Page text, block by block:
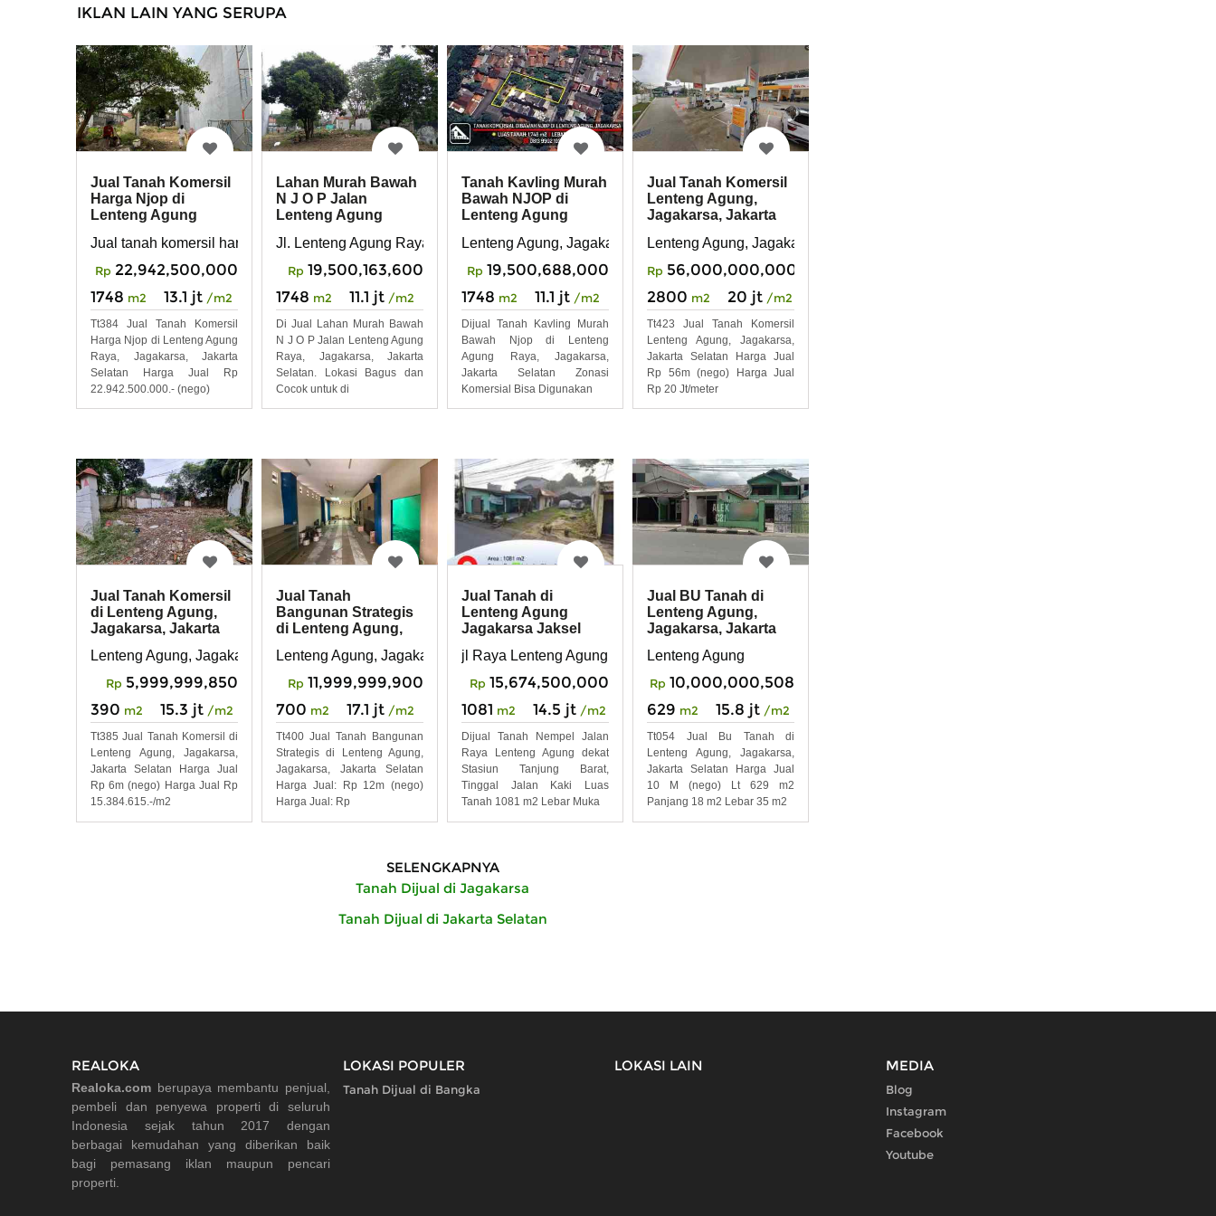
IKLAN LAIN YANG SERUPA
Jual Tanah Komersil
Harga Njop di
Lenteng Agung
Jual tanah komersil harga Njop di Lenteng Agung raya, Jagakarsa, Jakarta Selatan
Rp 22,942,500,000
1748 m2 13.1 jt /m2
Tt384 Jual Tanah Komersil
Harga Njop di Lenteng Agung
Raya, Jagakarsa, Jakarta
Selatan Harga Jual Rp
22.942.500.000.- (nego)
Lahan Murah Bawah
N J O P Jalan
Lenteng Agung
Jaksel
Jl. Lenteng Agung Raya
Rp 19,500,163,600
1748 m2 11.1 jt /m2
Di Jual Lahan Murah Bawah
N J O P Jalan Lenteng Agung
Raya, Jagakarsa, Jakarta
Selatan. Lokasi Bagus dan
Cocok untuk di
Tanah Kavling Murah
Bawah NJOP di
Lenteng Agung
Lenteng Agung, Jagakarsa, Jakarta Selatan
Rp 19,500,688,000
1748 m2 11.1 jt /m2
Dijual Tanah Kavling Murah
Bawah Njop di Lenteng
Agung Raya, Jagakarsa,
Jakarta Selatan Zonasi
Komersial Bisa Digunakan
Jual Tanah Komersil
Lenteng Agung,
Jagakarsa, Jakarta
Lenteng Agung, Jagakarsa, Jakarta Selatan
Rp 56,000,000,000
2800 m2 20 jt /m2
Tt423 Jual Tanah Komersil
Lenteng Agung, Jagakarsa,
Jakarta Selatan Harga Jual
Rp 56m (nego) Harga Jual
Rp 20 Jt/meter
Jual Tanah Komersil
di Lenteng Agung,
Jagakarsa, Jakarta
Lenteng Agung, Jagakarsa, Jakarta Selatan
Rp 5,999,999,850
390 m2 15.3 jt /m2
Tt385 Jual Tanah Komersil di
Lenteng Agung, Jagakarsa,
Jakarta Selatan Harga Jual
Rp 6m (nego) Harga Jual Rp
15.384.615.-/m2
Jual Tanah
Bangunan Strategis
di Lenteng Agung,
Lenteng Agung, Jagakarsa, Jakarta Selatan
Rp 11,999,999,900
700 m2 17.1 jt /m2
Tt400 Jual Tanah Bangunan
Strategis di Lenteng Agung,
Jagakarsa, Jakarta Selatan
Harga Jual: Rp 12m (nego)
Harga Jual: Rp
Jual Tanah di
Lenteng Agung
Jagakarsa Jaksel
jl Raya Lenteng Agung
Rp 15,674,500,000
1081 m2 14.5 jt /m2
Dijual Tanah Nempel Jalan
Raya Lenteng Agung dekat
Stasiun Tanjung Barat,
Tinggal Jalan Kaki Luas
Tanah 1081 m2 Lebar Muka
Jual BU Tanah di
Lenteng Agung,
Jagakarsa, Jakarta
Lenteng Agung
Rp 10,000,000,508
629 m2 15.8 jt /m2
Tt054 Jual Bu Tanah di
Lenteng Agung, Jagakarsa,
Jakarta Selatan Harga Jual
10 M (nego) Lt 629 m2
Panjang 18 m2 Lebar 35 m2
SELENGKAPNYA
Tanah Dijual di Jagakarsa
Tanah Dijual di Jakarta Selatan
REALOKA
Realoka.com berupaya membantu penjual,
pembeli dan penyewa properti di seluruh
Indonesia sejak tahun 2017 dengan
berbagai kemudahan yang diberikan baik
bagi pemasang iklan maupun pencari
properti.
LOKASI POPULER
Tanah Dijual di Bangka
LOKASI LAIN MEDIA
Blog
Instagram
Facebook
Youtube